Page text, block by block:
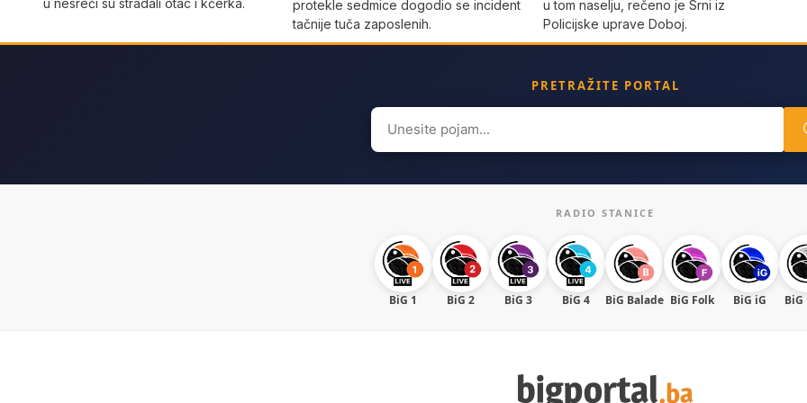
u nesreći su stradali otac i kćerka.
protekle sedmice dogodio se incident
tačnije tuča zaposlenih.
u tom naselju, rečeno je Srni iz
Policijske uprave Doboj.
PRETRAŽITE PORTAL
Search
for:
RADIO STANICE
BiG 1 BiG 2 BiG 3 BiG 4 BiG Balade BiG Folk BiG iG BiG